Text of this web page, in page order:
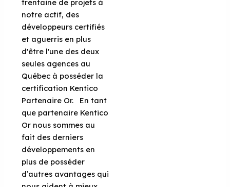
trentaine de projets à
notre actif, des
développeurs certifiés
et aguerris en plus
d'être l'une des deux
seules agences au
Québec à posséder la
certification Kentico
Partenaire Or. En tant
que partenaire Kentico
Or nous sommes au
fait des derniers
développements en
plus de posséder
d’autres avantages qui